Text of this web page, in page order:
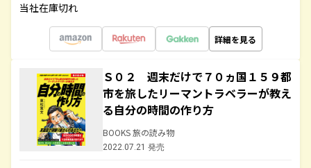
当社在庫切れ
詳細を見る
Ｓ０２ 週末だけで７０ヵ国１５９都
市を旅したリーマントラベラーが教え
る自分の時間の作り方
BOOKS 旅の読み物
2022.07.21 発売